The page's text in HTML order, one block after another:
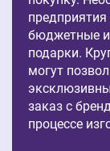
бюджетные
подарки.
могут
заказ с
процессе